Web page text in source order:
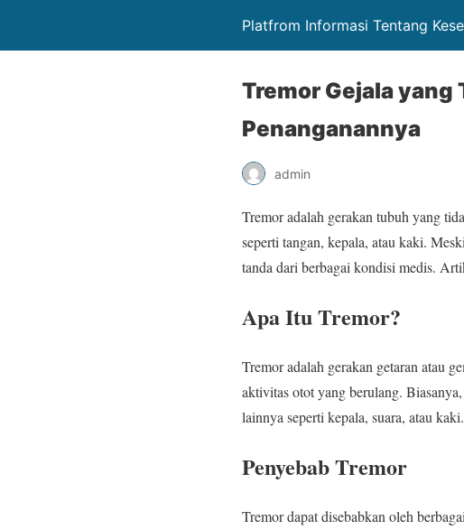
Platfrom Informasi Tentang
Tremor Gejala yang
Penanganannya
admin
Tremor adalah gerakan tubuh yang
seperti tangan, kepala, atau kaki.
tanda dari berbagai kondisi medis.
Apa Itu Tremor?
Tremor adalah gerakan getaran atau
aktivitas otot yang berulang.
lainnya seperti kepala, suara, atau
Penyebab Tremor
Tremor dapat disebabkan oleh